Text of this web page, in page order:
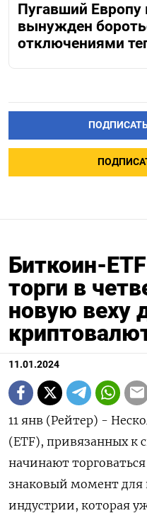
Пугавший
вынужден
отключениями
Биткоин-
торги в
новую веху
11.01.2024
11 янв (Рейтер) -
(ETF), привязанных к
начинают
знаковый момент
индустрии, которая